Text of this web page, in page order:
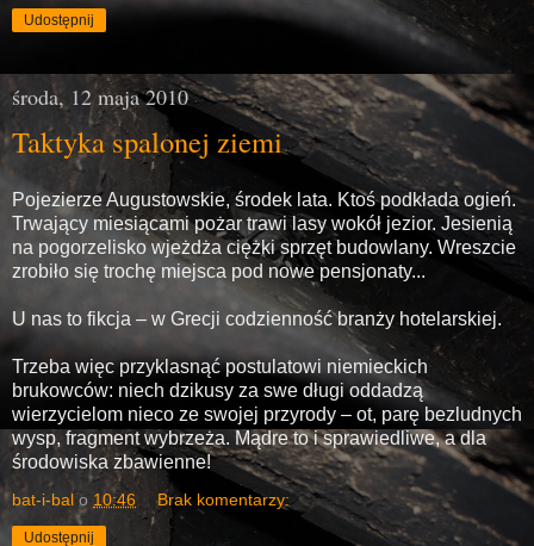
Udostępnij
środa, 12 maja 2010
Taktyka spalonej ziemi
Pojezierze Augustowskie, środek lata. Ktoś podkłada ogień.
Trwający miesiącami pożar trawi lasy wokół jezior. Jesienią
na pogorzelisko wjeżdża ciężki sprzęt budowlany. Wreszcie
zrobiło się trochę miejsca pod nowe pensjonaty...
U nas to fikcja – w Grecji codzienność branży hotelarskiej.
Trzeba więc przyklasnąć postulatowi niemieckich
brukowców: niech dzikusy za swe długi oddadzą
wierzycielom nieco ze swojej przyrody – ot, parę bezludnych
wysp, fragment wybrzeża. Mądre to i sprawiedliwe, a dla
środowiska zbawienne!
bat-i-bal o 10:46 Brak komentarzy:
Udostępnij